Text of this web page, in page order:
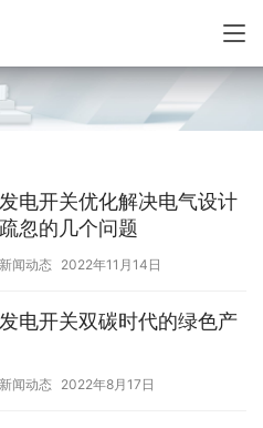
电开关优化解决电气设计
忽的几个问题
新闻动态 2022年11月14日
电开关双碳时代的绿色产
新闻动态 2022年8月17日